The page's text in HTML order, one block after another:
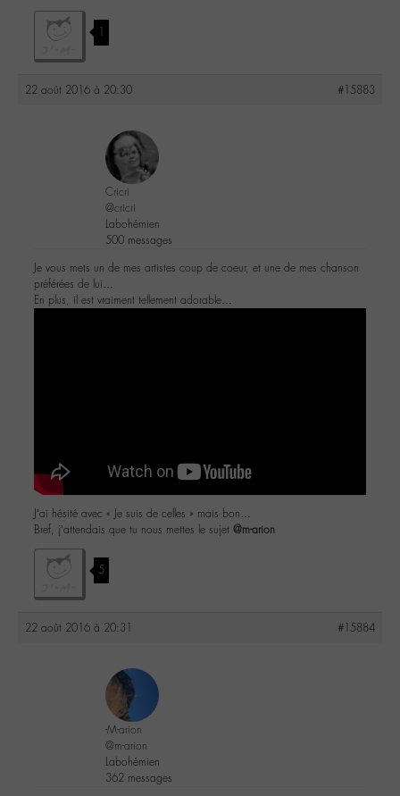
1
22 août 2016 à 20:30 #15883
Cricri
@cricri
Labohémien
500 messages
Je vous mets un de mes artistes coup de coeur, et une de mes chanson
préférées de lui…
En plus, il est vraiment tellement adorable…
J’ai hésité avec « Je suis de celles » mais bon…
Bref, j’attendais que tu nous mettes le sujet @m-arion
5
22 août 2016 à 20:31 #15884
-M-arion
@m-arion
Labohémien
362 messages